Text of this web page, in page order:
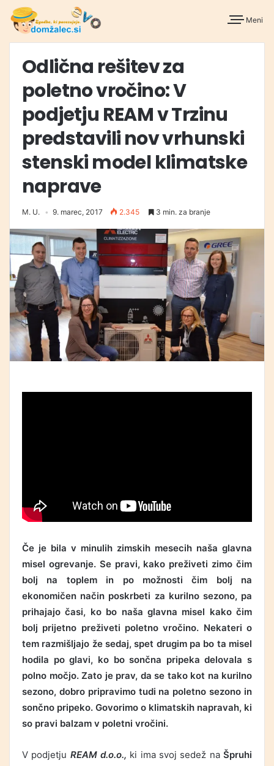
Meni
Odlična rešitev za
poletno vročino: V
podjetju REAM v Trzinu
predstavili nov vrhunski
stenski model klimatske
naprave
M. U. 9. marec, 2017 2.345 3 min. za branje
Če je bila v minulih zimskih mesecih naša glavna
misel ogrevanje. Se pravi, kako preživeti zimo čim
bolj na toplem in po možnosti čim bolj na
ekonomičen način poskrbeti za kurilno sezono, pa
prihajajo časi, ko bo naša glavna misel kako čim
bolj prijetno preživeti poletno vročino. Nekateri o
tem razmišljajo že sedaj, spet drugim pa bo ta misel
hodila po glavi, ko bo sončna pripeka delovala s
polno močjo. Zato je prav, da se tako kot na kurilno
sezono, dobro pripravimo tudi na poletno sezono in
sončno pripeko. Govorimo o klimatskih napravah, ki
so pravi balzam v poletni vročini.
V podjetju REAM d.o.o., ki ima svoj sedež naŠpruhi